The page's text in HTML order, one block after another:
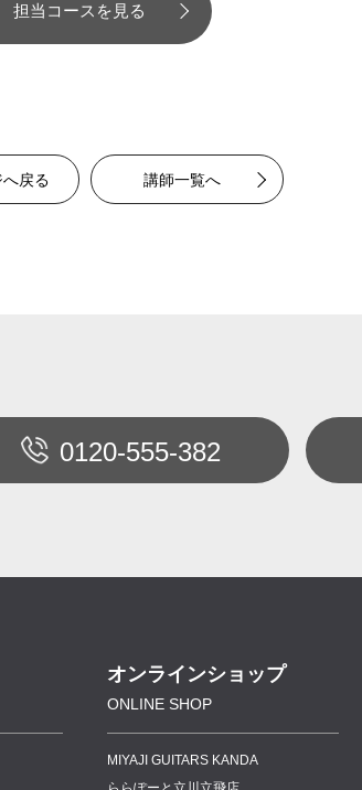
担当コースを見る
戻る 講師一覧へ
0120-555-382
オンラインショップ
ONLINE SHOP
MIYAJI GUITARS KANDA